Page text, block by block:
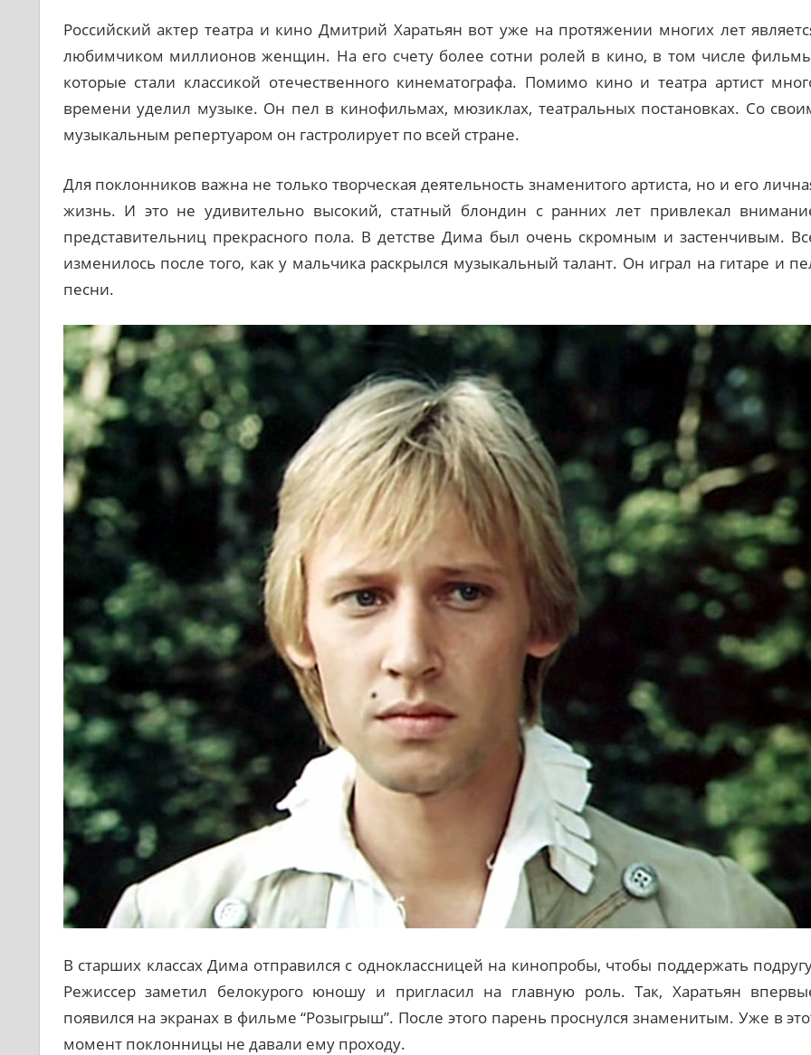
Российский актер театра и кино Дмитрий Харатьян вот уже на протяжении многих лет
любимчиком миллионов женщин. На его счету более сотни ролей в кино, в том числе
которые стали классикой отечественного кинематографа. Помимо кино и театра артист
времени уделил музыке. Он пел в кинофильмах, мюзиклах, театральных постановках. Со
музыкальным репертуаром он гастролирует по всей стране.
Для поклонников важна не только творческая деятельность знаменитого артиста, но и его
жизнь. И это не удивительно высокий, статный блондин с ранних лет привлекал
представительниц прекрасного пола. В детстве Дима был очень скромным и застенчивым.
изменилось после того, как у мальчика раскрылся музыкальный талант. Он играл на гитаре и
песни.
В старших классах Дима отправился с одноклассницей на кинопробы, чтобы поддержать
Режиссер заметил белокурого юношу и пригласил на главную роль. Так, Харатьян
появился на экранах в фильме “Розыгрыш”. После этого парень проснулся знаменитым. Уже в
момент поклонницы не давали ему проходу.